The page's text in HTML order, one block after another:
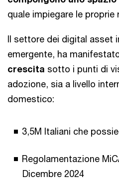
quale impiegare le proprie
Il settore dei digital asset
emergente, ha
crescita sotto i punti di
adozione, sia a livello
domestico:
3,5M Italiani che
Regolamentazione
Dicembre 2024